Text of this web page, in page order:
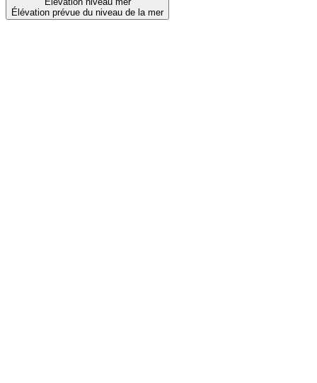
Élévation prévue du niveau de la mer